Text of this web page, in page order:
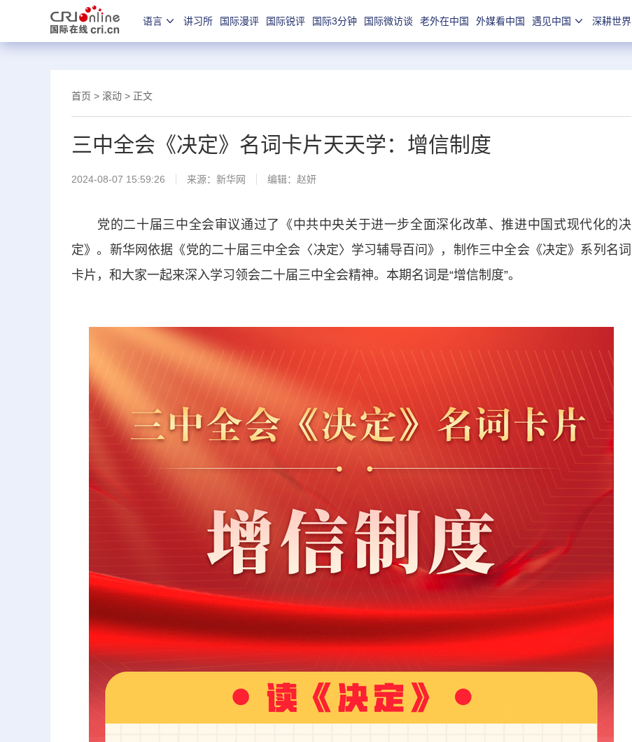
语言 讲习所 国际漫评 国际锐评 国际3分钟 国际微访谈 老外在中国 外媒看中国 遇见中国 深耕世界
首页 > 滚动 > 正文
三中全会《决定》名词卡片天天学：增信制度
2024-08-07 15:59:26 来源： 新华网 编辑：赵妍
党的二十届三中全会审议通过了《中共中央关于进一步全面深化改革、推进中国式现代化的决
定》。新华网依据《党的二十届三中全会〈决定〉学习辅导百问》，制作三中全会《决定》系列名词
卡片，和大家一起来深入学习领会二十届三中全会精神。本期名词是“增信制度”。